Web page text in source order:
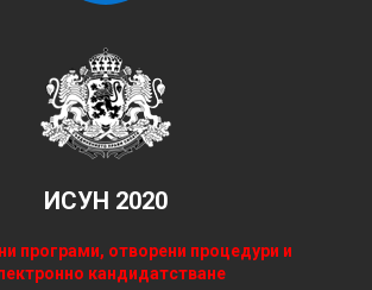
ИСУН 2020
програми, отворени процедури и
кандидатстване